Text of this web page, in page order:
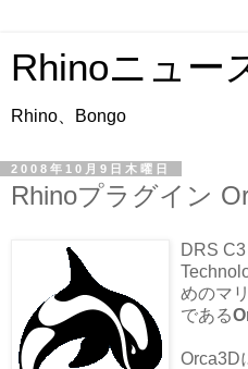
Rhinoニュー
Rhino、Bongo
2008年10月9日木曜日
Rhinoプラグイン
DRS
めのマ
である
Orca3D